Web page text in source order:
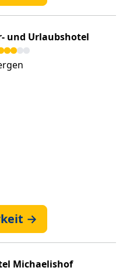
und Urlaubshotel
→
Michaelishof